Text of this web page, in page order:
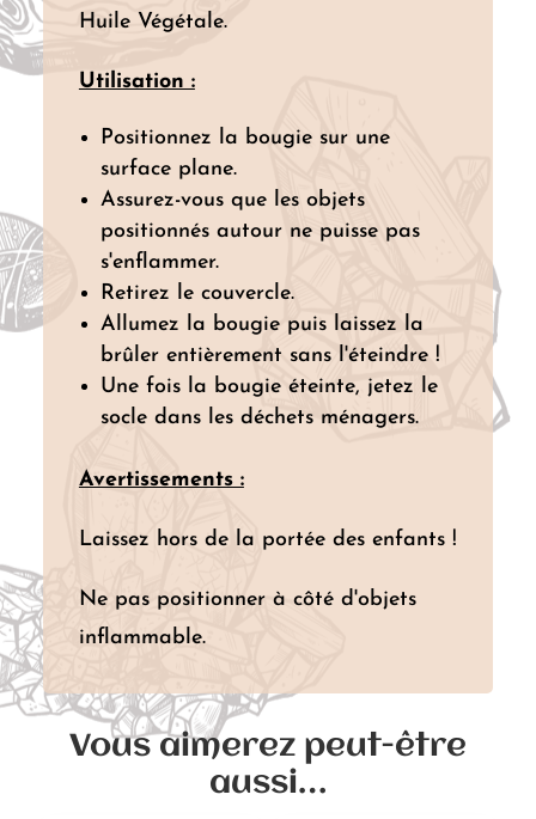
Huile Végétale.
Utilisation :
Positionnez la bougie sur une
surface plane.
Assurez-vous que les objets
positionnés autour ne puisse pas
s'enflammer.
Retirez le couvercle.
Allumez la bougie puis laissez la
brûler entièrement sans l'éteindre !
Une fois la bougie éteinte, jetez le
socle dans les déchets ménagers.
Avertissements :
Laissez hors de la portée des enfants !
Ne pas positionner à côté d'objets
inflammable.
Vous aimerez peut-être
aussi…